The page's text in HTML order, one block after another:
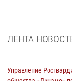
ЛЕНТА
Управление